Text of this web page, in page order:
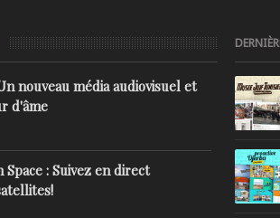
nouveau média audiovisuel et
d'âme
Space : Suivez en direct